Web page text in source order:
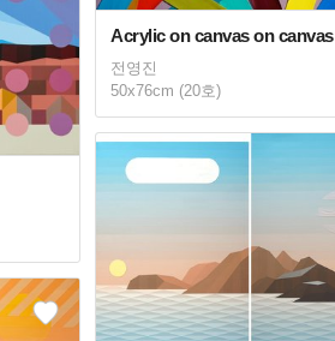
Acrylic on canvas on canvas
전영진
50x76cm (20호)